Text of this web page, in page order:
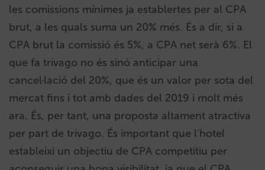
les comissions mínimes ja establertes per al CPA
brut, a les quals suma un 20% més. És a dir, si a
CPA brut la comissió és 5%, a CPA net serà 6%. El
que fa trivago no és sinó anticipar una
cancel·lació del 20%, que és un valor per sota del
mercat fins i tot amb dades del 2019 i molt més
ara. És, per tant, una proposta altament atractiva
per part de trivago. És important que l’hotel
estableixi un objectiu de CPA competitiu per